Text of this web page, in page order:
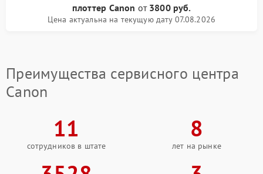
плоттер Canon от 3800 руб.
Цена актуальна на текущую дату 07.08.2026
Преимущества сервисного центра
Canon
11
сотрудников в штате
8
лет на рынке